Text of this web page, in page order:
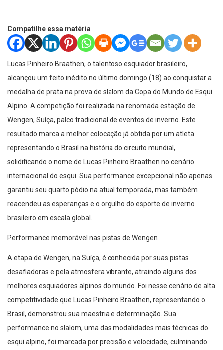
Compatilhe essa matéria
Lucas Pinheiro Braathen, o talentoso esquiador brasileiro,
alcançou um feito inédito no último domingo (18) ao conquistar a
medalha de prata na prova de slalom da Copa do Mundo de Esqui
Alpino. A competição foi realizada na renomada estação de
Wengen, Suíça, palco tradicional de eventos de inverno. Este
resultado marca a melhor colocação já obtida por um atleta
representando o Brasil na história do circuito mundial,
solidificando o nome de Lucas Pinheiro Braathen no cenário
internacional do esqui. Sua performance excepcional não apenas
garantiu seu quarto pódio na atual temporada, mas também
reacendeu as esperanças e o orgulho do esporte de inverno
brasileiro em escala global.
Performance memorável nas pistas de Wengen
A etapa de Wengen, na Suíça, é conhecida por suas pistas
desafiadoras e pela atmosfera vibrante, atraindo alguns dos
melhores esquiadores alpinos do mundo. Foi nesse cenário de alta
competitividade que Lucas Pinheiro Braathen, representando o
Brasil, demonstrou sua maestria e determinação. Sua
performance no slalom, uma das modalidades mais técnicas do
esqui alpino, foi marcada por precisão e velocidade, culminando